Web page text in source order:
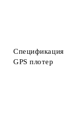
Спецификация
GPS плотер